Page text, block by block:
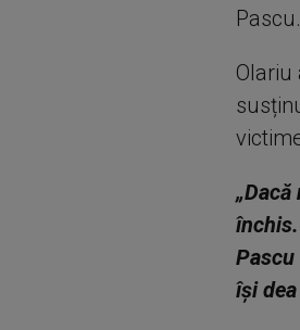
Pascu.
Olariu
își